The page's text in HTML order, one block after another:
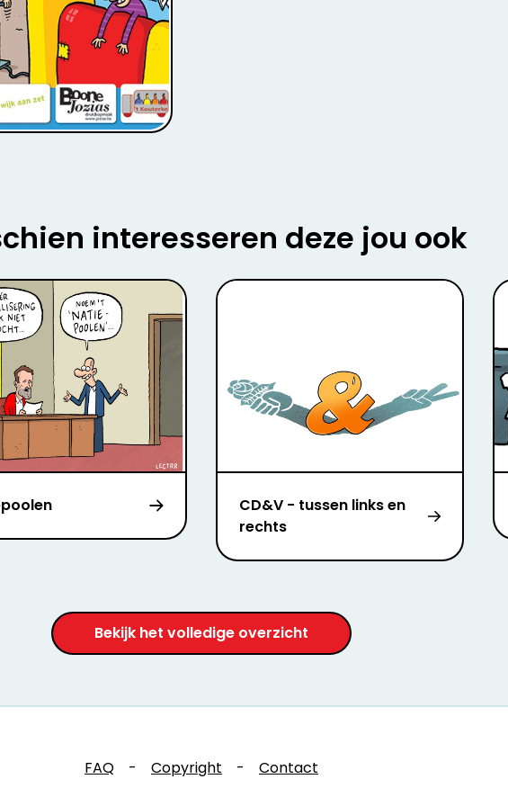
interesseren deze jou ook
CD&V - tussen links en
rechts
Bekijk het volledige overzicht
FAQ - Copyright - Contact